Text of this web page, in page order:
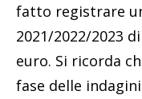
fatto registrare
2021/2022/2023
euro. Si ricorda
fase delle